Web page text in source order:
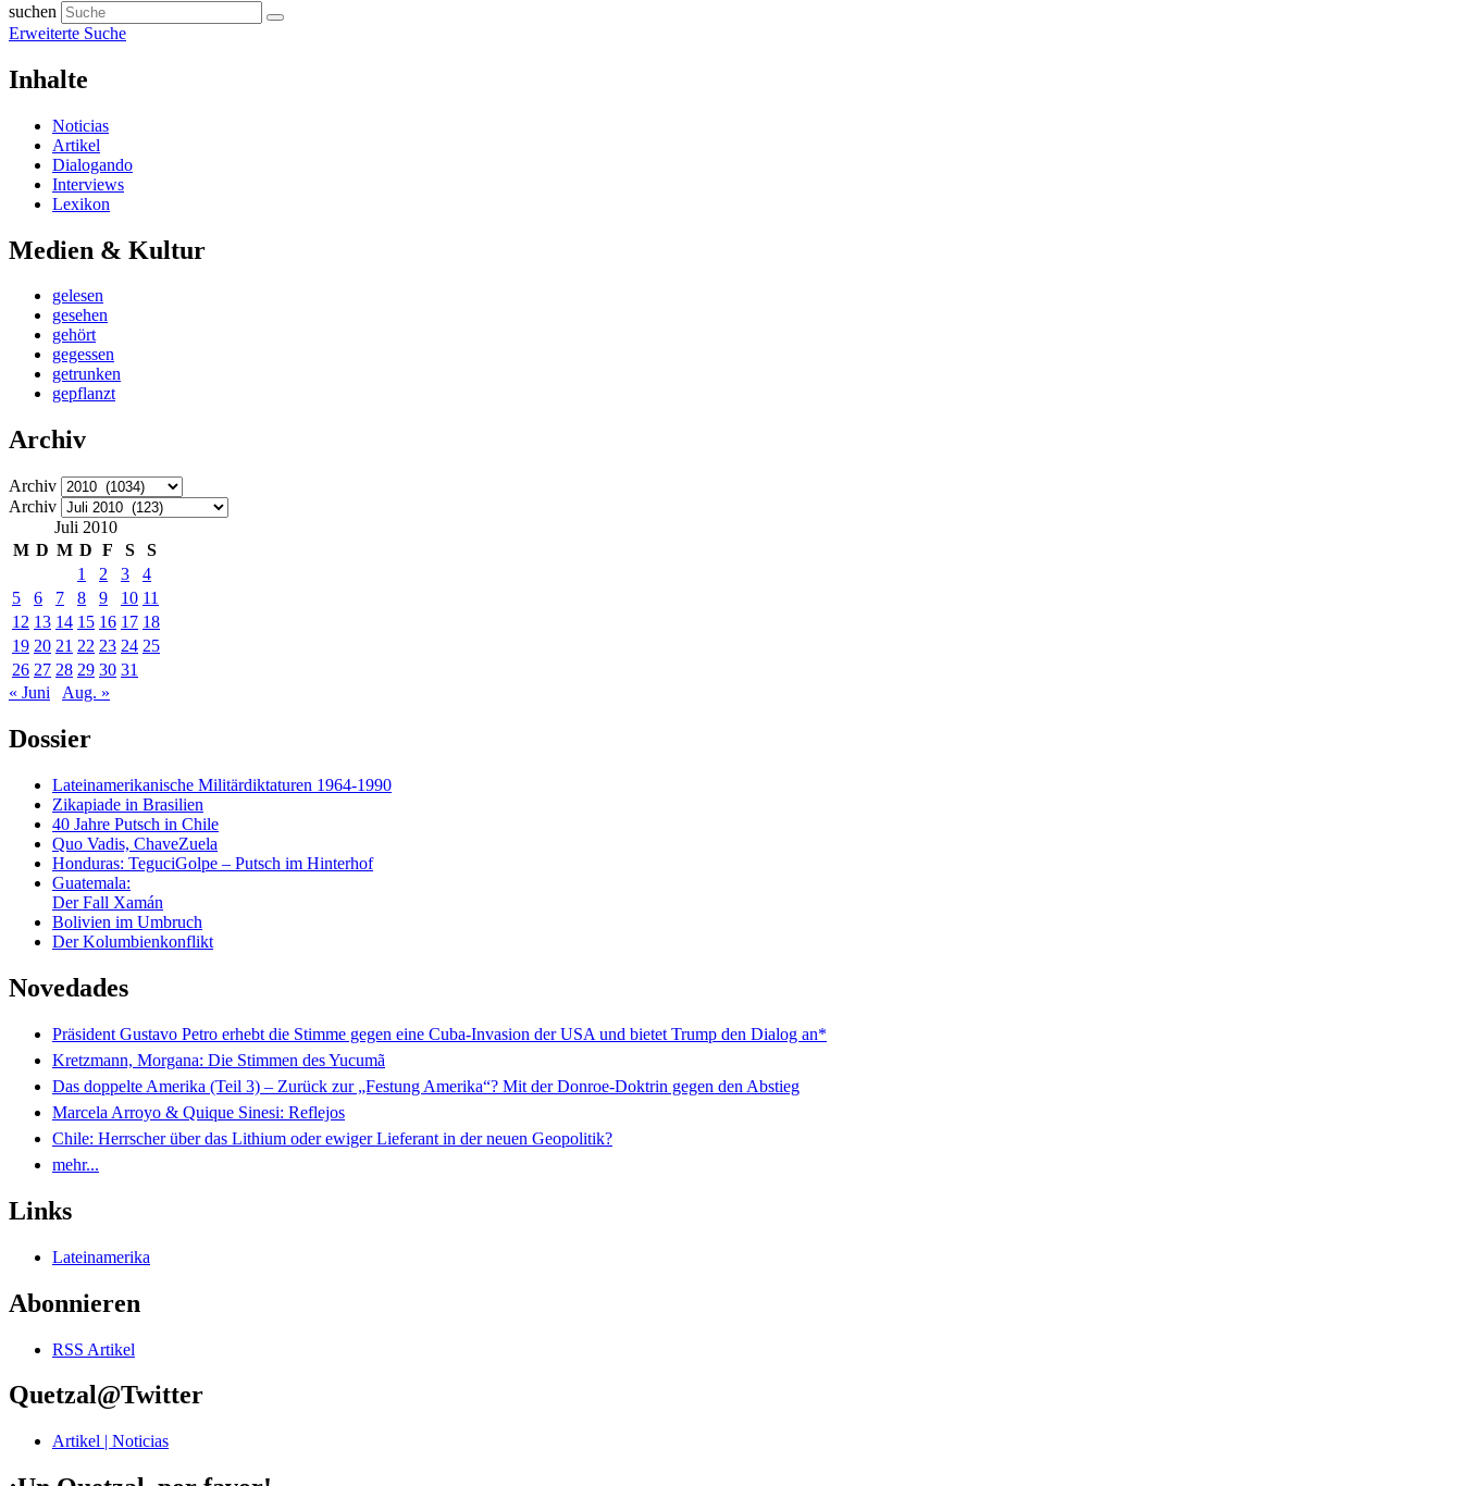
suchen
Erweiterte Suche
Inhalte
Noticias
Artikel
Dialogando
Interviews
Lexikon
Medien & Kultur
gelesen
gesehen
gehört
gegessen
getrunken
gepflanzt
Archiv
Archiv
Archiv
Juli 2010
M D M D F S
S
1
2 3
4
5
6 7 8 9 10 11
12 13 14 15 16 17 18
19 20 21 22 23 24 25
26 27 28 29 30 31
« Juni
Aug. »
Dossier
Lateinamerikanische Militärdiktaturen 1964-1990
Zikapiade in Brasilien
40 Jahre Putsch in Chile
Quo Vadis, ChaveZuela
Honduras: TeguciGolpe – Putsch im Hinterhof
Guatemala:
Der Fall Xamán
Bolivien im Umbruch
Der Kolumbienkonflikt
Novedades
Präsident Gustavo Petro erhebt die Stimme gegen eine Cuba-Invasion der USA und bietet Trump den Dialog an*
Kretzmann, Morgana: Die Stimmen des Yucumã
Das doppelte Amerika (Teil 3) – Zurück zur „Festung Amerika“? Mit der Donroe-Doktrin gegen den Abstieg
Marcela Arroyo & Quique Sinesi: Reflejos
Chile: Herrscher über das Lithium oder ewiger Lieferant in der neuen Geopolitik?
mehr...
Links
Lateinamerika
Abonnieren
RSS Artikel
Quetzal@Twitter
Artikel | Noticias